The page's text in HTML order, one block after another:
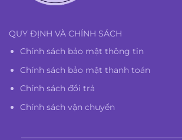
QUY ĐỊNH VÀ CHÍNH SÁCH
Chính sách bảo mật thông tin
Chính sách bảo mật thanh toán
Chính sách đổi trả
Chính sách vận chuyển